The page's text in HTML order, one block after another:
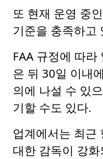
또 현재 운영 중
기준을 충족하고
FAA 규정에 따
은 뒤 30일 이내
의에 나설 수 있
기할 수도 있다.
업계에서는 최근
대한 감독이 강